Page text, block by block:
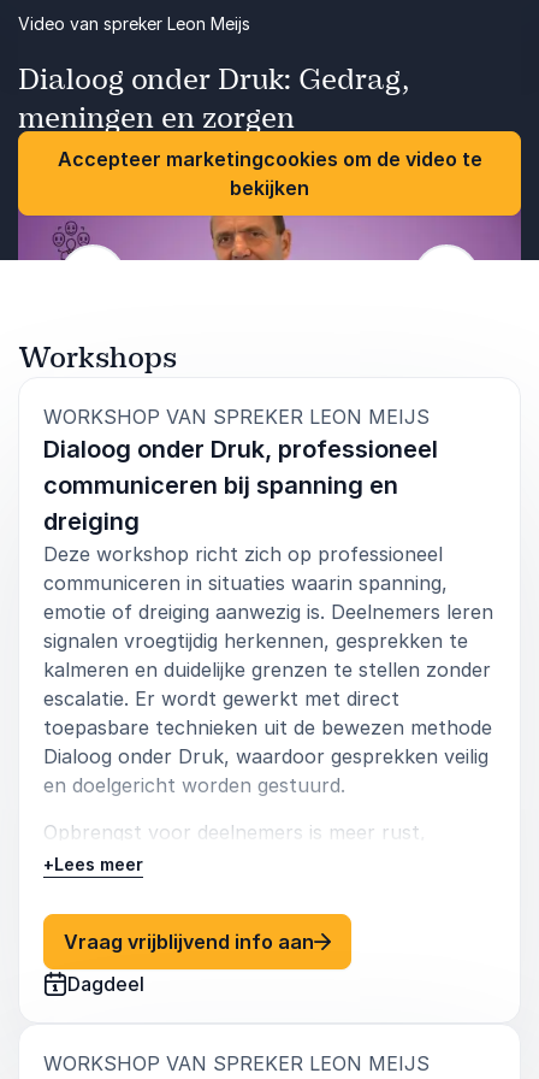
Vorige
Dialoog onder Druk: Gedrag,
meningen en zorgen
Video van spreker Leon Meijs
Accepteer marketingcookies om de video te
bekijken
Workshops
WORKSHOP VAN SPREKER LEON MEIJS
Dialoog onder Druk, professioneel
communiceren bij spanning en
dreiging
Deze workshop richt zich op professioneel
communiceren in situaties waarin spanning,
emotie of dreiging aanwezig is. Deelnemers leren
signalen vroegtijdig herkennen, gesprekken te
kalmeren en duidelijke grenzen te stellen zonder
escalatie. Er wordt gewerkt met direct
toepasbare technieken uit de bewezen methode
Dialoog onder Druk, waardoor gesprekken veilig
en doelgericht worden gestuurd.
Opbrengst voor deelnemers is meer rust,
stevigheid en handelingskracht in complexe
+Lees meer
Vraag vrijblijvend info aan: Leon Meijs Dialoog
Dagdeel
WORKSHOP VAN SPREKER LEON MEIJS